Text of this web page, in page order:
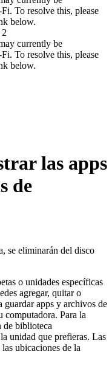
To resolve this, please
below.
currently be
To resolve this, please
below.
las apps
de
se eliminarán del disco
o unidades específicas
agregar, quitar o
guardar apps y archivos de
computadora. Para la
de biblioteca
unidad que prefieras. Las
ubicaciones de la